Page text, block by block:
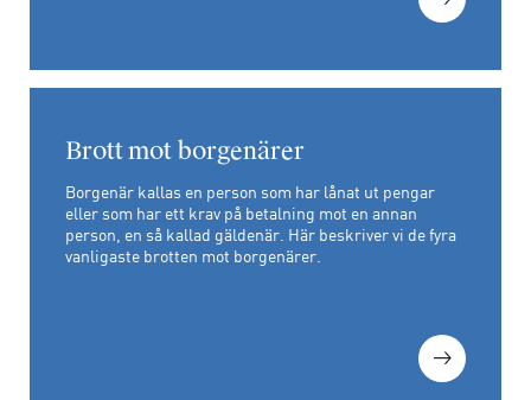
Brott mot borgenärer
Borgenär kallas en person som har lånat ut pengar
eller som har ett krav på betalning mot en annan
person, en så kallad gäldenär. Här beskriver vi de fyra
vanligaste brotten mot borgenärer.